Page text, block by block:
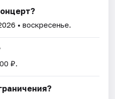
• воскресенье.
₽.